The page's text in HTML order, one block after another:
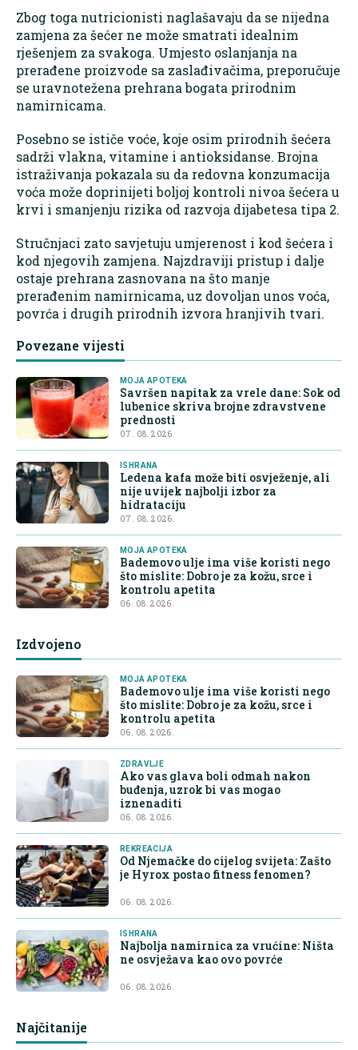
Zbog toga nutricionisti naglašavaju da se nijedna
zamjena za šećer ne može smatrati idealnim
rješenjem za svakoga. Umjesto oslanjanja na
prerađene proizvode sa zaslađivačima, preporučuje
se uravnotežena prehrana bogata prirodnim
namirnicama.
Posebno se ističe voće, koje osim prirodnih šećera
sadrži vlakna, vitamine i antioksidanse. Brojna
istraživanja pokazala su da redovna konzumacija
voća može doprinijeti boljoj kontroli nivoa šećera u
krvi i smanjenju rizika od razvoja dijabetesa tipa 2.
Stručnjaci zato savjetuju umjerenost i kod šećera i
kod njegovih zamjena. Najzdraviji pristup i dalje
ostaje prehrana zasnovana na što manje
prerađenim namirnicama, uz dovoljan unos voća,
povrća i drugih prirodnih izvora hranjivih tvari.
Povezane vijesti
MOJA APOTEKA
Savršen napitak za vrele dane: Sok od
lubenice skriva brojne zdravstvene
prednosti
07. 08. 2026.
ISHRANA
Ledena kafa može biti osvježenje, ali
nije uvijek najbolji izbor za
hidrataciju
07. 08. 2026.
MOJA APOTEKA
Bademovo ulje ima više koristi nego
što mislite: Dobro je za kožu, srce i
kontrolu apetita
06. 08. 2026.
Izdvojeno
MOJA APOTEKA
Bademovo ulje ima više koristi nego
što mislite: Dobro je za kožu, srce i
kontrolu apetita
06. 08. 2026.
ZDRAVLJE
Ako vas glava boli odmah nakon
buđenja, uzrok bi vas mogao
iznenaditi
06. 08. 2026.
REKREACIJA
Od Njemačke do cijelog svijeta: Zašto
je Hyrox postao fitness fenomen?
06. 08. 2026.
ISHRANA
Najbolja namirnica za vrućine: Ništa
ne osvježava kao ovo povrće
06. 08. 2026.
Najčitanije